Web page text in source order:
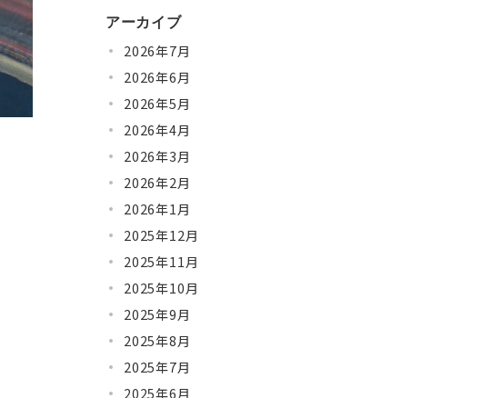
アーカイブ
2026年7月
2026年6月
2026年5月
2026年4月
2026年3月
2026年2月
2026年1月
2025年12月
2025年11月
2025年10月
2025年9月
2025年8月
2025年7月
2025年6月